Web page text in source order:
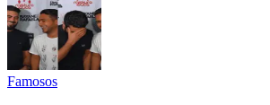
Famosos